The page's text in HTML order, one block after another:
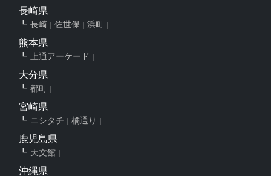
長崎県
長崎 佐世保 浜町
熊本県
上通アーケード
大分県
都町
宮崎県
ニシタチ 橘通り
鹿児島県
天文館
沖縄県